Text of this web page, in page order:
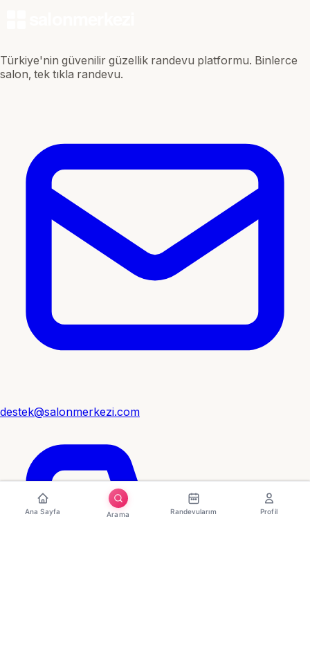
Türkiye'nin güvenilir güzellik randevu platformu. Binlerce
salon, tek tıkla randevu.
destek@salonmerkezi.com
Ana Sayfa Arama Randevularım Profil